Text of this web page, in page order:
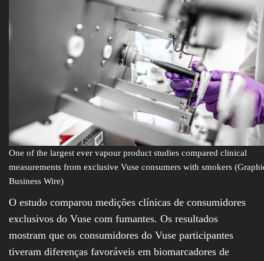
One of the largest ever vapour product studies compared clinical
measurements from exclusive Vuse consumers with smokers
Business Wire)
O estudo comparou medições clínicas de consumidores
exclusivos do Vuse com fumantes. Os resultados
mostram que os consumidores do Vuse participantes
tiveram diferenças favoráveis em biomarcadores de